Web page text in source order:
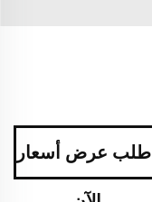
اطلب عرض أسعار